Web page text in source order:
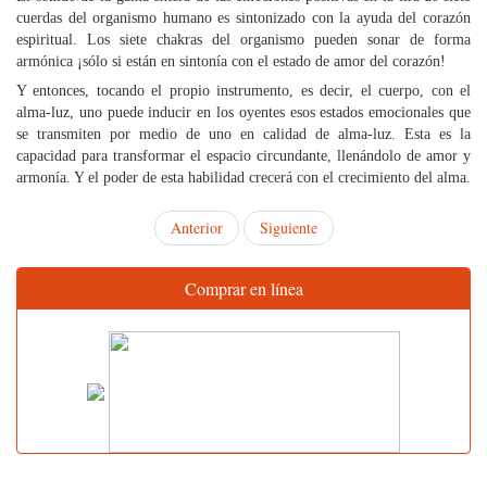
cuerdas del organismo humano es sintonizado con la ayuda del corazón
espiritual. Los siete chakras del organismo pueden sonar de forma
armónica ¡sólo si están en sintonía con el estado de amor del corazón!
Y entonces, tocando el propio instrumento, es decir, el cuerpo, con el
alma-luz, uno puede inducir en los oyentes esos estados emocionales que
se transmiten por medio de uno en calidad de alma-luz. Esta es la
capacidad para transformar el espacio circundante, llenándolo de amor y
armonía. Y el poder de esta habilidad crecerá con el crecimiento del alma.
Anterior Siguiente
Comprar en línea